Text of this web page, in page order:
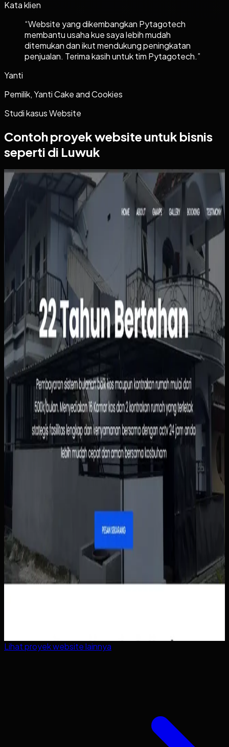
Kata klien
“Website yang dikembangkan Pytagotech
membantu usaha kue saya lebih mudah
ditemukan dan ikut mendukung peningkatan
penjualan. Terima kasih untuk tim Pytagotech.”
Yanti
Pemilik, Yanti Cake and Cookies
Studi kasusWebsite
Contoh proyekwebsite untuk bisnis
seperti di Luwuk
Kos Bu Ham
Kos Bu Ham
Sebelumnya
Status kamar, pembayaran, dan data penghuni masih
dipantau manual sehingga rawan tertinggal atau salah
catat. Calon penghuni juga harus bertanya satu per satu
hanya untuk mengetahui ketersediaan, harga, atau
fasilitas kamar.
Yang kami bangun
Kami menyusun website dengan informasi kamar yang
jelas, alur pemesanan yang sederhana, dan dasbor
pengelolaan penghuni serta pembayaran. Pemilik bisa
melihat status sewa dengan lebih cepat, sementara calon
penghuni tidak perlu menunggu chat manual untuk
informasi dasar.
Baca studi kasus lengkap
Lihat proyekwebsitelainnya